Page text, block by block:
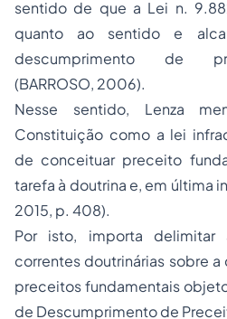
sentido de que a Lei n.
quanto ao sentido e
descumprimento de
(BARROSO, 2006).
Nesse sentido, Lenza
Constituição como a lei
de conceituar preceito
tarefa à doutrina e, em última
2015, p. 408).
Por isto, importa
correntes doutrinárias sobre
preceitos fundamentais
de Descumprimento de